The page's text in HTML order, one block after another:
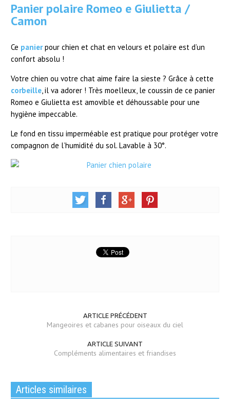
Panier polaire Romeo e Giulietta /
Camon
Ce panierpour chien et chat en velours et polaire est d’un
confort absolu !
Votre chien ou votre chat aime faire la sieste ? Grâce à cette
corbeille, il va adorer ! Très moelleux, le coussin de ce panier
Romeo e Giulietta est amovible et déhoussable pour une
hygiène impeccable.
Le fond en tissu imperméable est pratique pour protéger votre
compagnon de l’humidité du sol. Lavable à 30°.
ARTICLE PRÉCÉDENT
Mangeoires et cabanes pour oiseaux du ciel
ARTICLE SUIVANT
Compléments alimentaires et friandises
Articles similaires